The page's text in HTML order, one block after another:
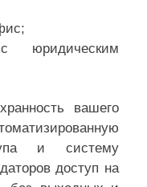
юридическим
вашего
и систему
доступ на